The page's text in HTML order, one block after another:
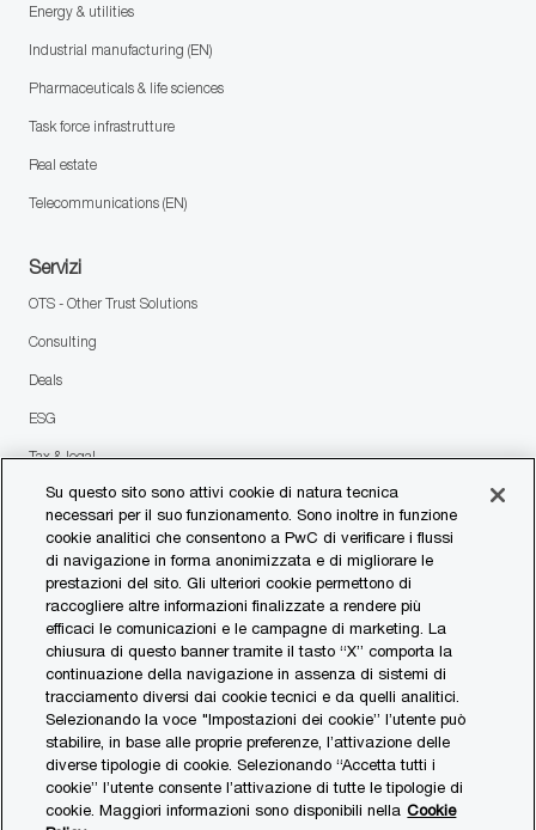
Energy & utilities
Industrial manufacturing (EN)
Pharmaceuticals & life sciences
Task force infrastrutture
Real estate
Telecommunications (EN)
Servizi
OTS - Other Trust Solutions
Consulting
Deals
ESG
Tax & legal
follow
us
Separator
© 2023 PwC. All rights reserved.
Contattaci
I nostri uffici
Transparency Report
Privacy Statement
Su questo sito sono attivi cookie di natura tecnica
necessari per il suo funzionamento. Sono inoltre in funzione
cookie analitici che consentono a PwC di verificare i flussi
di navigazione in forma anonimizzata e di migliorare le
prestazioni del sito. Gli ulteriori cookie permettono di
raccogliere altre informazioni finalizzate a rendere più
efficaci le comunicazioni e le campagne di marketing. La
chiusura di questo banner tramite il tasto “X” comporta la
continuazione della navigazione in assenza di sistemi di
tracciamento diversi dai cookie tecnici e da quelli analitici.
Selezionando la voce "Impostazioni dei cookie” l’utente può
stabilire, in base alle proprie preferenze, l’attivazione delle
diverse tipologie di cookie. Selezionando “Accetta tutti i
cookie” l’utente consente l’attivazione di tutte le tipologie di
cookie. Maggiori informazioni sono disponibili nella Cookie